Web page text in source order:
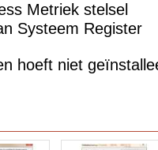
Metriek stelsel
Systeem Register
hoeft niet